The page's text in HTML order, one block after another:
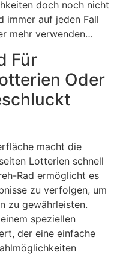
doch noch nicht
immer auf jeden Fall
mehr verwenden…
Für
Oder
macht die
Lotterien schnell
Rad ermöglicht es
zu verfolgen, um
zu gewährleisten.
speziellen
der eine einfache